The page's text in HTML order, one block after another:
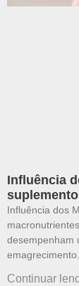
Influência
suplemento
Influência dos
desempenham
Continuar